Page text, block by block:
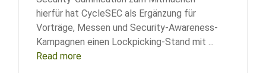
hierfür hat CycleSEC als Ergänzung für
Vorträge, Messen und Security-Awareness-
Kampagnen einen Lockpicking-Stand mit ...
Read more